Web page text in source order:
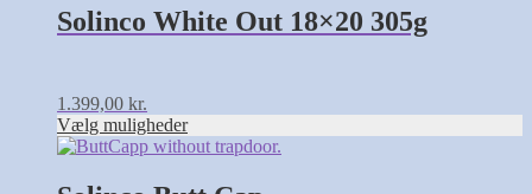
Solinco White Out 18×20 305g
1.399,00 kr.
Vælg muligheder
varianter.
Mulighederne
på
varesiden
Dette
har